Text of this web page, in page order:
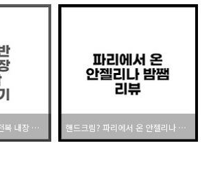
어쩌다 사장 햇반 솥반 전복 내장 영양밥 솔직 후기 핸드크림? 파리에서 온 안젤리나 밤쨈 입니다.